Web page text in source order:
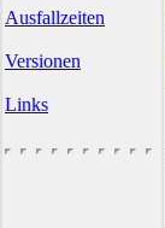
Ausfallzeiten
Versionen
Links